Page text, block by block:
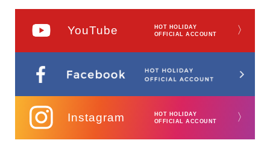
YouTube
HOT HOLIDAY
OFFICIAL ACCOUNT
〉
Instagram
HOT HOLIDAY
OFFICIAL ACCOUNT
〉